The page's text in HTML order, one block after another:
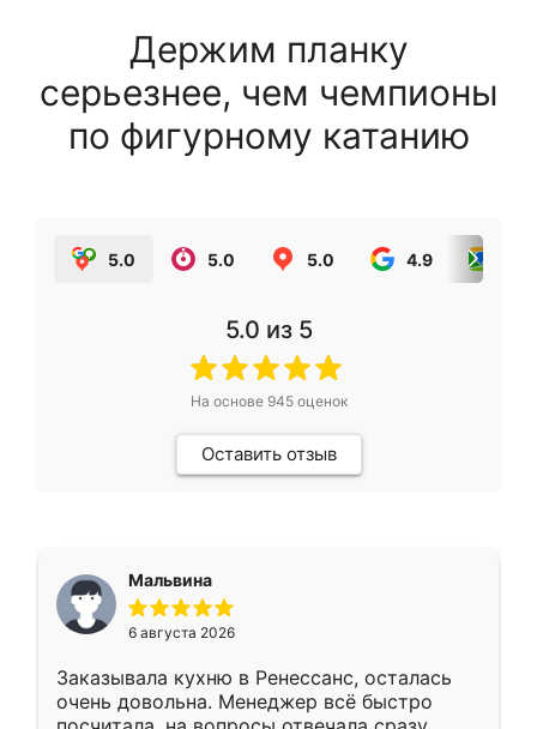
Держим планку
серьезнее, чем чемпионы
по фигурному катанию
5.0 5.0 5.0 4.9
5.0 из 5
На основе 945оценок
Оставить отзыв
Мальвина
6 августа 2026
Заказывала кухню в Ренессанс, осталась
очень довольна. Менеджер всё быстро